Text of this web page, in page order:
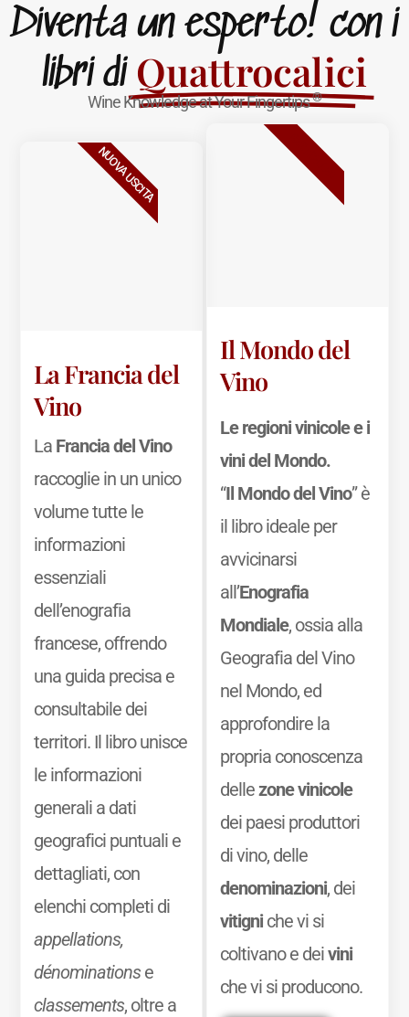
Diventa un esperto! con i
libri di Quattrocalici
Wine Knowledge at Your Fingertips®
La Francia del
Vino
La Francia del Vino
raccoglie in un unico
volume tutte le
informazioni
essenziali
dell’enografia
francese, offrendo
una guida precisa e
consultabile dei
territori. Il libro unisce
le informazioni
generali a dati
geografici puntuali e
dettagliati, con
elenchi completi di
appellations,
dénominationse
classements, oltre a
NUOVA USCITA
Il Mondo del
Vino
Le regioni vinicole e i
vini del Mondo.
“Il Mondo del Vino” è
il libro ideale per
avvicinarsi
all’Enografia
Mondiale, ossia alla
Geografia del Vino
nel Mondo, ed
approfondire la
propria conoscenza
dellezone vinicole
dei paesi produttori
di vino, delle
denominazioni, dei
vitigniche vi si
coltivano e deivini
che vi si producono.
BESTSELLER